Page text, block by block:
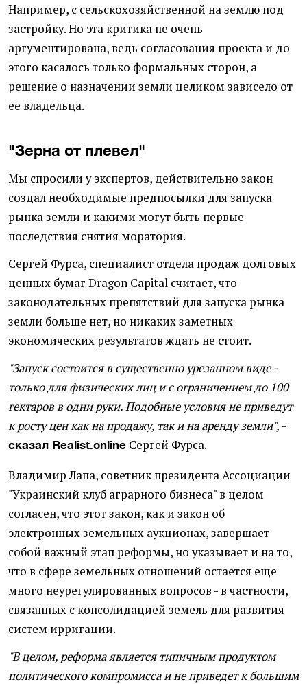
Например, с сельскохозяйственной на землю под
застройку. Но эта критика не очень
аргументирована, ведь согласования проекта и до
этого касалось только формальных сторон, а
решение о назначении земли целиком зависело от
ее владельца.
"Зерна от плевел"
Мы спросили у экспертов, действительно закон
создал необходимые предпосылки для запуска
рынка земли и какими могут быть первые
последствия снятия моратория.
Сергей Фурса, специалист отдела продаж долговых
ценных бумаг Dragon Capital считает, что
законодательных препятствий для запуска рынка
земли больше нет, но никаких заметных
экономических результатов ждать не стоит.
"Запуск состоится в существенно урезанном виде -
только для физических лиц и с ограничением до 100
гектаров в одни руки. Подобные условия не приведут
к росту цен как на продажу, так и на аренду земли", -
сказал Realist.online Сергей Фурса.
Владимир Лапа, советник президента Ассоциации
"Украинский клуб аграрного бизнеса" в целом
согласен, что этот закон, как и закон об
электронных земельных аукционах, завершает
собой важный этап реформы, но указывает и на то,
что в сфере земельных отношений остается еще
много неурегулированных вопросов - в частности,
связанных с консолидацией земель для развития
систем ирригации.
"В целом, реформа является типичным продуктом
политического компромисса и не приведет к большим